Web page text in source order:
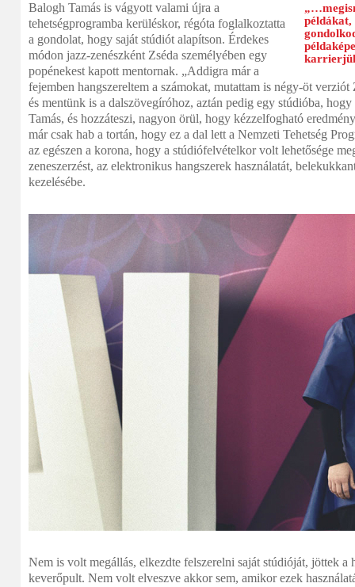
Balogh Tamás is vágyott valami újra a
tehetségprogramba kerüléskor, régóta foglalkoztatta
a gondolat, hogy saját stúdiót alapítson. Érdekes
módon jazz-zenészként Zséda személyében egy
popénekest kapott mentornak. „Addigra már a
fejemben hangszereltem a számokat, mutattam is négy-öt
és mentünk is a dalszövegíróhoz, aztán pedig egy stúdióba,
Tamás, és hozzáteszi, nagyon örül, hogy kézzelfogható
már csak hab a tortán, hogy ez a dal lett a Nemzeti Tehetség
az egészen a korona, hogy a stúdiófelvételkor volt lehetősége
zeneszerzést, az elektronikus hangszerek használatát,
kezelésébe.
Nem is volt megállás, elkezdte felszerelni saját stúdióját, jöttek a
keverőpult. Nem volt elveszve akkor sem, amikor ezek